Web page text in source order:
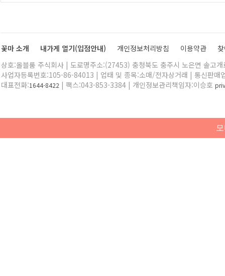
꽃마 소개 내가게 열기(입점안내) 개인정보처리방침 이용약관
상호:올블룸 주식회사 | 도로명주소:(27453) 충청북도 충주시 노은면 솔고
사업자등록번호:105-86-84013 | 업태 및 종목:소매/전자상거래 | 통신판매
대표전화:1644-8422 | 팩스:043-853-3384 | 개인정보관리책임자:이승호